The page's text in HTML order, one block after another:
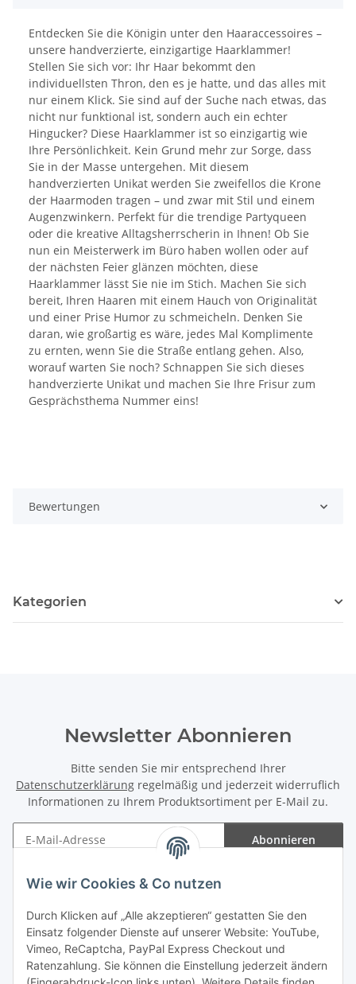
Wie wir Cookies & Co nutzen
Durch Klicken auf „Alle akzeptieren“ gestatten Sie den
Einsatz folgender Dienste auf unserer Website: YouTube,
Vimeo, ReCaptcha, PayPal Express Checkout und
Ratenzahlung. Sie können die Einstellung jederzeit ändern
Entdecken Sie die Königin unter den Haaraccessoires –
unsere handverzierte, einzigartige Haarklammer!
Stellen Sie sich vor: Ihr Haar bekommt den
individuellsten Thron, den es je hatte, und das alles mit
nur einem Klick. Sie sind auf der Suche nach etwas, das
nicht nur funktional ist, sondern auch ein echter
Hingucker? Diese Haarklammer ist so einzigartig wie
Ihre Persönlichkeit. Kein Grund mehr zur Sorge, dass
Sie in der Masse untergehen. Mit diesem
handverzierten Unikat werden Sie zweifellos die Krone
der Haarmoden tragen – und zwar mit Stil und einem
Augenzwinkern. Perfekt für die trendige Partyqueen
oder die kreative Alltagsherrscherin in Ihnen! Ob Sie
nun ein Meisterwerk im Büro haben wollen oder auf
der nächsten Feier glänzen möchten, diese
Haarklammer lässt Sie nie im Stich. Machen Sie sich
bereit, Ihren Haaren mit einem Hauch von Originalität
und einer Prise Humor zu schmeicheln. Denken Sie
daran, wie großartig es wäre, jedes Mal Komplimente
zu ernten, wenn Sie die Straße entlang gehen. Also,
worauf warten Sie noch? Schnappen Sie sich dieses
handverzierte Unikat und machen Sie Ihre Frisur zum
Gesprächsthema Nummer eins!
Bewertungen
Kategorien
Newsletter Abonnieren
Bitte senden Sie mir entsprechend Ihrer
Datenschutzerklärung regelmäßig und jederzeit widerruflich
Informationen zu Ihrem Produktsortiment per E-Mail zu.
Abonnieren
Gesetzliche Informationen